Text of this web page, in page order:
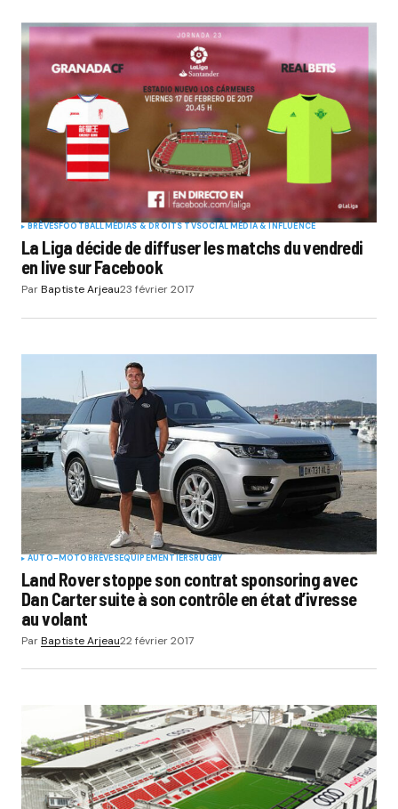
BRÈVESFOOTBALLMÉDIAS & DROITS TVSOCIAL MÉDIA & INFLUENCE
La Liga décide de diffuser les matchs du vendredi
en live sur Facebook
ParBaptiste Arjeau23 février 2017
AUTO-MOTOBRÈVESEQUIPEMENTIERSRUGBY
Land Rover stoppe son contrat sponsoring avec
Dan Carter suite à son contrôle en état d’ivresse
au volant
ParBaptiste Arjeau22 février 2017